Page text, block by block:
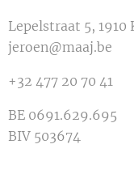
Lepelstraat 5, 1910
jeroen@maaj.be
+32 477 20 70 41
BE 0691.629.695
BIV 503674